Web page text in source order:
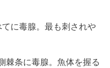
てに毒腺。最も刺されや
棘条に毒腺。魚体を握る